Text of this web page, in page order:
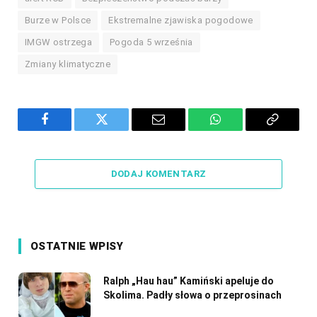
Burze w Polsce Ekstremalne zjawiska pogodowe
IMGW ostrzega Pogoda 5 września
Zmiany klimatyczne
Facebook Twitter Email WhatsAppCopy
DODAJ KOMENTARZ
OSTATNIE WPISY
Ralph „Hau hau” Kamiński apeluje do
Skolima. Padły słowa o przeprosinach